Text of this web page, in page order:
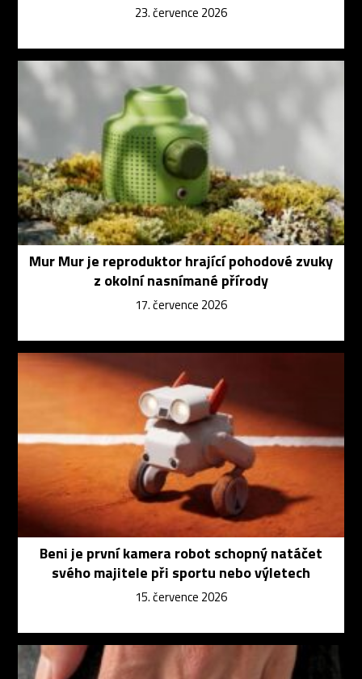
23. července 2026
Mur Mur je reproduktor hrající pohodové zvuky
z okolní nasnímané přírody
17. července 2026
Beni je první kamera robot schopný natáčet
svého majitele při sportu nebo výletech
15. července 2026